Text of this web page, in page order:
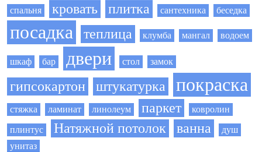
спальня кровать плитка сантехника беседка
посадка теплица клумба мангал водоем
шкаф бар двери стол замок
гипсокартон штукатурка покраска
стяжка ламинат линолеум паркет ковролин
плинтус Натяжной потолок ванна
душ
унитаз